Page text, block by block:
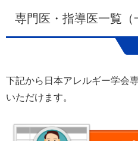
専門医・指導医一覧（
下記から日本アレルギー学会
いただけます。